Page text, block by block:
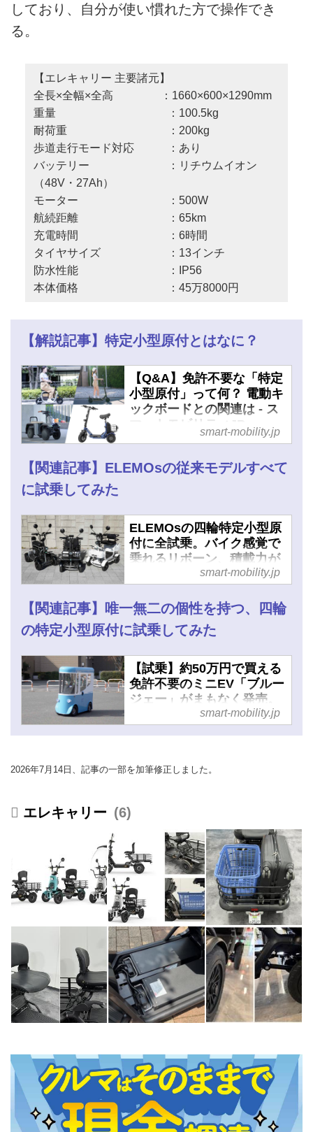
しており、自分が使い慣れた方で操作でき
る。
【エレキャリー 主要諸元】
全長×全幅×全高 ：1660×600×1290mm
重量 ：100.5kg
耐荷重 ：200kg
歩道走行モード対応 ：あり
バッテリー ：リチウムイオン
（48V・27Ah）
モーター ：500W
航続距離 ：65km
充電時間 ：6時間
タイヤサイズ ：13インチ
防水性能 ：IP56
本体価格 ：45万8000円
【解説記事】特定小型原付とはなに？
【Q&A】免許不要な「特定
小型原付」って何？ 電動キ
ックボードとの関連は - ス
マートモビリティJPsmart-mobility.jp
【関連記事】ELEMOsの従来モデルすべて
に試乗してみた
ELEMOsの四輪特定小型原
付に全試乗。バイク感覚で
乗れるリボーン、積載力が
自慢のエレカーゴ、航続距
離100kmを誇るエレポータ
ー - スマートモビリティJP
smart-mobility.jp
【関連記事】唯一無二の個性を持つ、四輪
の特定小型原付に試乗してみた
【試乗】約50万円で買える
免許不要のミニEV「ブルー
ジェー」がまもなく発売。
自転車サイズの屋根付き四
輪特定小型原付で、FCEV
smart-mobility.jp
2026年7月14日、記事の一部を加筆修正しました。
エレキャリー 6